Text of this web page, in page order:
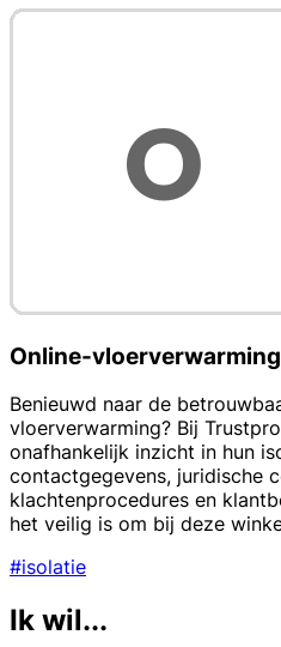
Online-vloerverwarming
Benieuwd naar de
vloerverwarming? Bij
onafhankelijk inzicht in hun
contactgegevens, juridische
klachtenprocedures en
het veilig is om bij deze
#isolatie
Ik wil...